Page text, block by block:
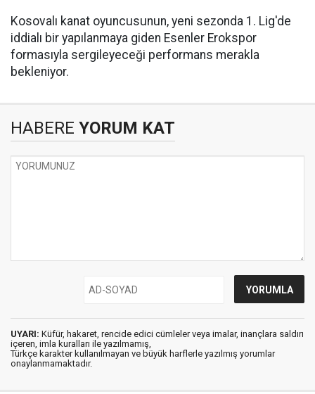
Kosovalı kanat oyuncusunun, yeni sezonda 1. Lig'de
iddialı bir yapılanmaya giden Esenler Erokspor
formasıyla sergileyeceği performans merakla
bekleniyor.
HABERE YORUM KAT
UYARI: Küfür, hakaret, rencide edici cümleler veya imalar, inançlara saldırı
içeren, imla kuralları ile yazılmamış,
Türkçe karakter kullanılmayan ve büyük harflerle yazılmış yorumlar
onaylanmamaktadır.